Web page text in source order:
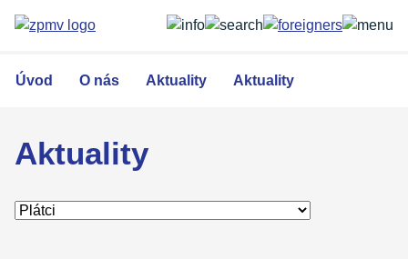
obsahu
Úvod O nás Aktuality Aktuality
Aktuality